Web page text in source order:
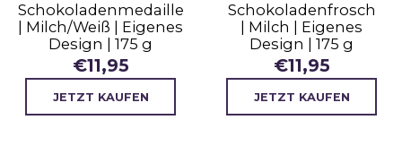
Schokoladenmedaille
| Milch/Weiß | Eigenes
Design | 175 g
€11,95
JETZT KAUFEN
Schokoladenfrosch
| Milch | Eigenes
Design | 175 g
€11,95
JETZT KAUFEN